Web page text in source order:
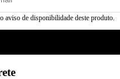
aviso de disponibilidade deste produto.